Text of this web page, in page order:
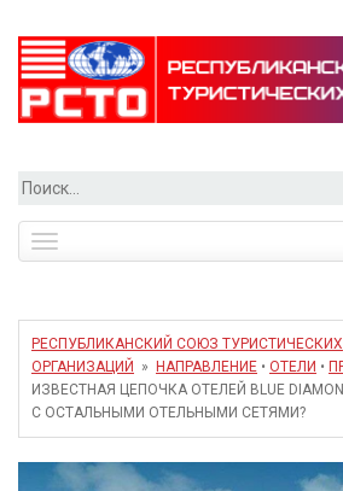
Найти:
РЕСПУБЛИКАНСКИЙ СОЮЗ ТУРИСТИЧЕСКИХ
ОРГАНИЗАЦИЙ
» НАПРАВЛЕНИЕ • ОТЕЛИ •
ИЗВЕСТНАЯ ЦЕПОЧКА ОТЕЛЕЙ BLUE
С ОСТАЛЬНЫМИ ОТЕЛЬНЫМИ СЕТЯМИ?